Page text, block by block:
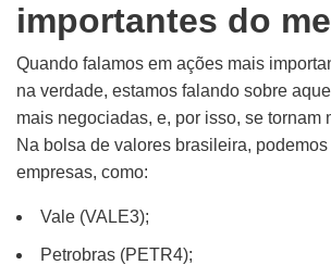
importantes do
Quando falamos em ações mais
na verdade, estamos falando sobre
mais negociadas, e, por isso, se tornam
Na bolsa de valores brasileira,
empresas, como:
Vale (VALE3);
Petrobras (PETR4);